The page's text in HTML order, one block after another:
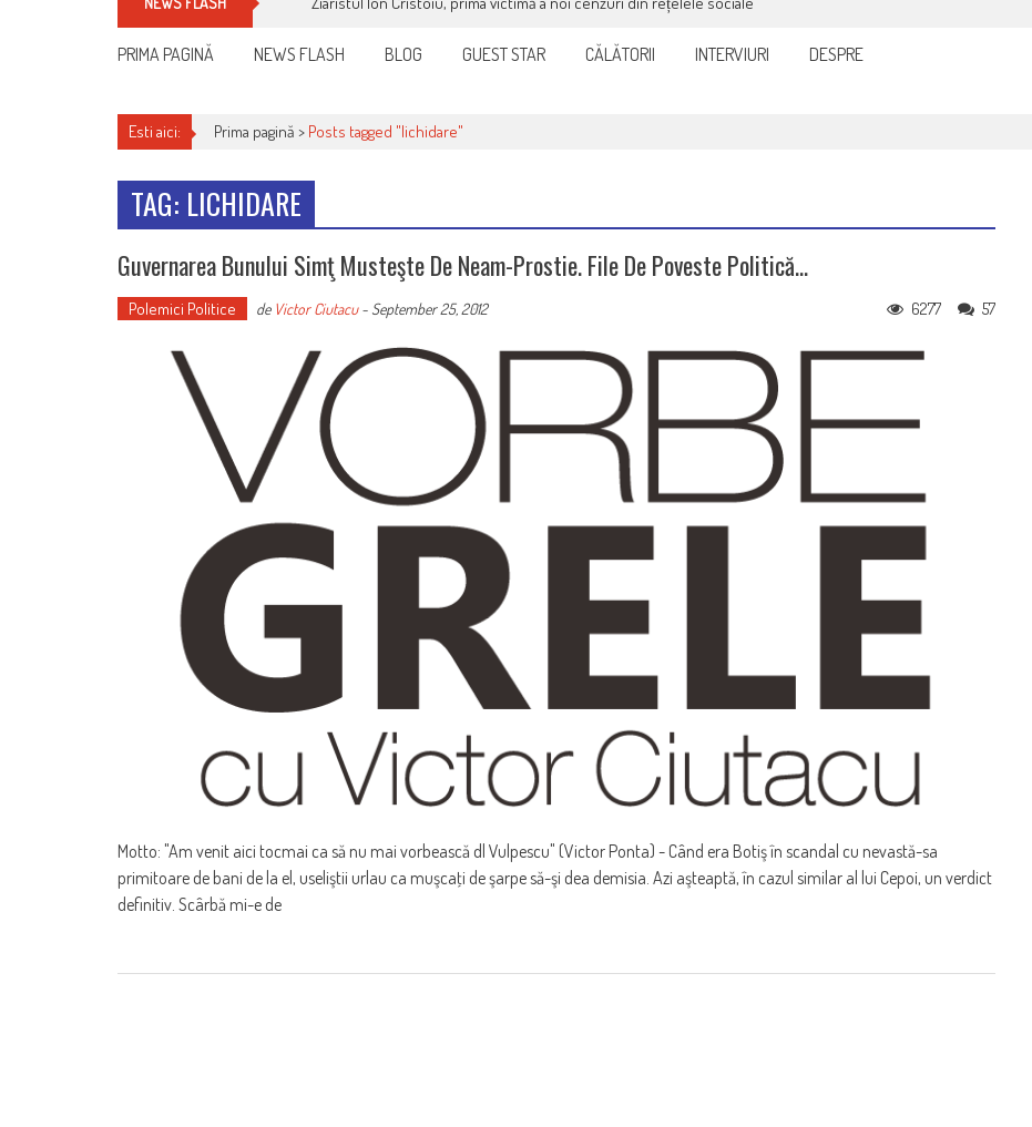
PRIMA PAGINĂ NEWS FLASH BLOG GUEST STAR CĂLĂTORII INTERVIURI DESPRE
Esti aici: Prima pagină > Posts tagged "lichidare"
TAG: LICHIDARE
Guvernarea Bunului Simţ Musteşte De Neam-Prostie. File De Poveste Politică…
Polemici Politice de Victor Ciutacu- September 25, 2012 57
6277
Motto: "Am venit aici tocmai ca să nu mai vorbească dl Vulpescu" (Victor Ponta) - Când era Botiş în scandal cu nevastă-sa
primitoare de bani de la el, useliştii urlau ca muşcaţi de şarpe să-şi dea demisia. Azi aşteaptă, în cazul similar al lui Cepoi, un verdict
definitiv. Scârbă mi-e de